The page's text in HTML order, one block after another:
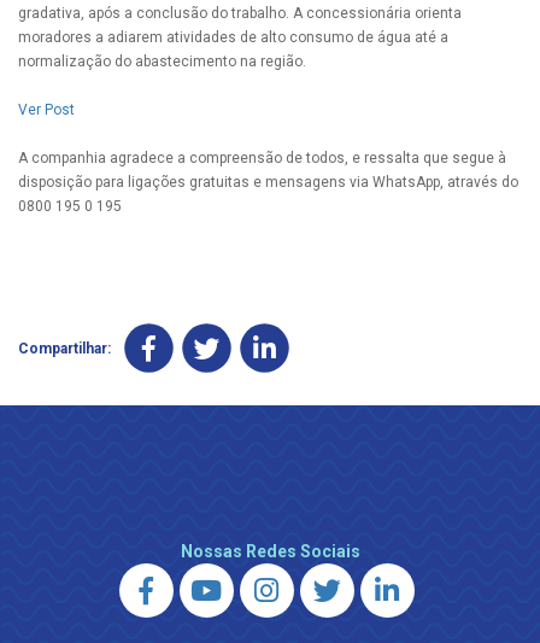
gradativa, após a conclusão do trabalho. A concessionária orienta
moradores a adiarem atividades de alto consumo de água até a
normalização do abastecimento na região.
Ver Post
A companhia agradece a compreensão de todos, e ressalta que segue à
disposição para ligações gratuitas e mensagens via WhatsApp, através do
0800 195 0 195
Compartilhar:
Nossas Redes Sociais